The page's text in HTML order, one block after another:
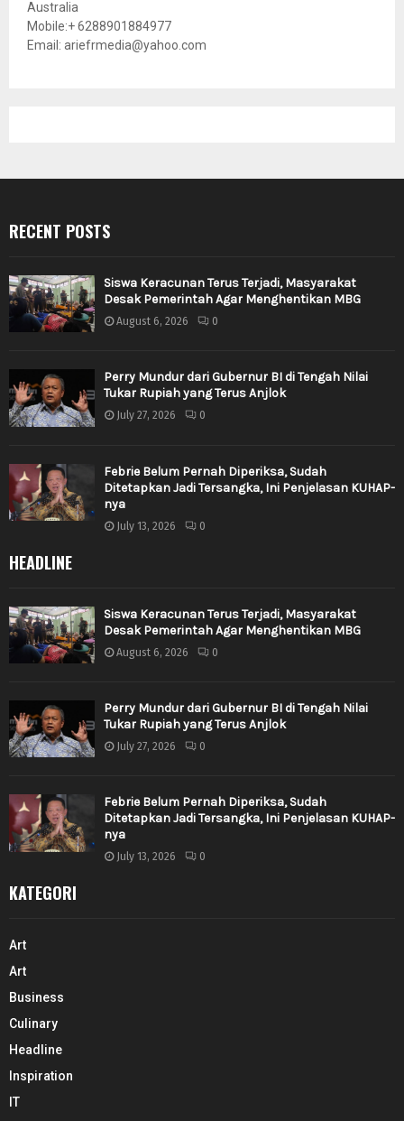
Australia
Mobile:+ 6288901884977
Email: ariefrmedia@yahoo.com
RECENT POSTS
Siswa Keracunan Terus Terjadi, Masyarakat
Desak Pemerintah Agar Menghentikan MBG
August 6, 2026 0
Perry Mundur dari Gubernur BI di Tengah Nilai
Tukar Rupiah yang Terus Anjlok
July 27, 2026 0
Febrie Belum Pernah Diperiksa, Sudah
Ditetapkan Jadi Tersangka, Ini Penjelasan KUHAP-
nya
July 13, 2026 0
HEADLINE
Siswa Keracunan Terus Terjadi, Masyarakat
Desak Pemerintah Agar Menghentikan MBG
August 6, 2026 0
Perry Mundur dari Gubernur BI di Tengah Nilai
Tukar Rupiah yang Terus Anjlok
July 27, 2026 0
Febrie Belum Pernah Diperiksa, Sudah
Ditetapkan Jadi Tersangka, Ini Penjelasan KUHAP-
nya
July 13, 2026 0
KATEGORI
Art
Art
Business
Culinary
Headline
Inspiration
IT